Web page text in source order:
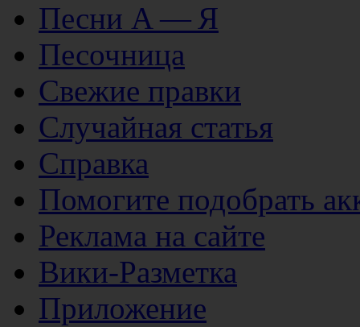
Песни А — Я
Песочница
Свежие правки
Случайная статья
Справка
Помогите подобрать
Реклама на сайте
Вики-Разметка
Приложение